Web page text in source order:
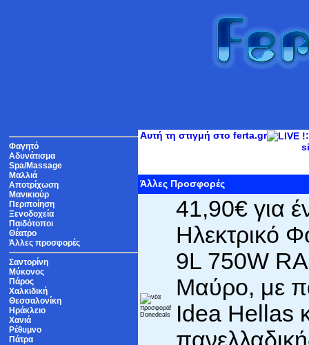
Φαγητό
Αδυνάτισμα
Spa/Massage
Μαλλιά
Αποτρίχωση
Μανικιούρ
Περιποίηση
Ξενοδοχεία
Παιδότοποι
Θέατρο
Άλλες προσφορές
Σαντορίνη
Μύκονος
Πάρος
Χαλκιδική
Θεσσαλονίκη
Ηράκλειο
Χανιά
Ρέθυμνο
Πάτρα
Αυτή τη στιγμή στο ferta.gr
Άλλες Προσφορές
41,90€ για
Ηλεκτρικό
9L 750W
Μαύρο, με
Idea Hellas